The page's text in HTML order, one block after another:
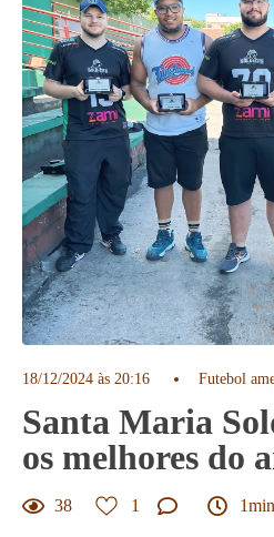
18/12/2024 às 20:16 Futebol
Santa Maria
os melhores do
38 1